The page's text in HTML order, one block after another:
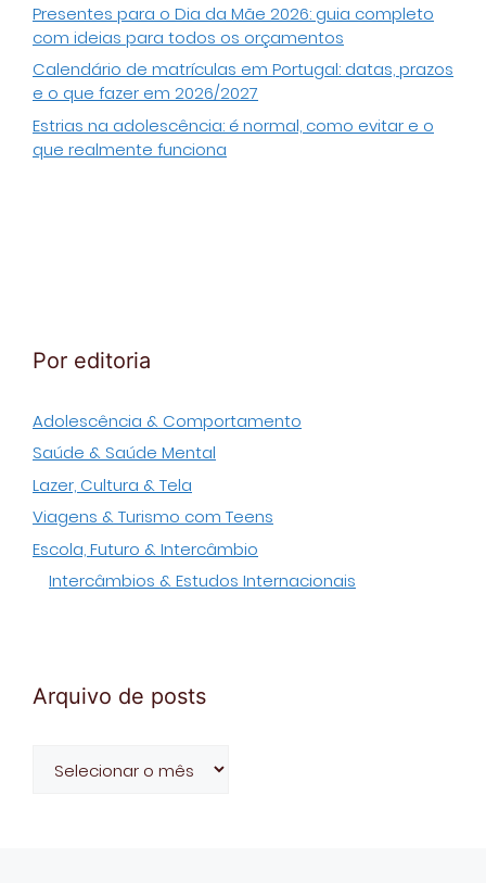
Presentes para o Dia da Mãe 2026: guia completo
com ideias para todos os orçamentos
Calendário de matrículas em Portugal: datas, prazos
e o que fazer em 2026/2027
Estrias na adolescência: é normal, como evitar e o
que realmente funciona
Por editoria
Adolescência & Comportamento
Saúde & Saúde Mental
Lazer, Cultura & Tela
Viagens & Turismo com Teens
Escola, Futuro & Intercâmbio
Intercâmbios & Estudos Internacionais
Arquivo de posts